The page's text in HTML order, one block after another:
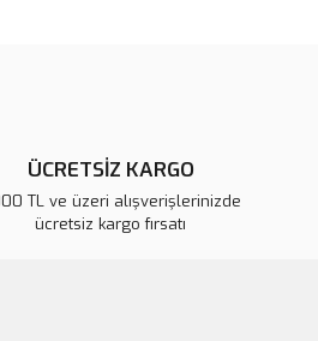
ÜCRETSİZ KARGO
TL ve üzeri alışverişlerinizde
ücretsiz kargo fırsatı